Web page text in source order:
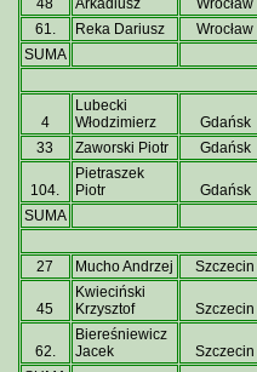
48
Arkadiusz
Wrocław
61.
Reka Dariusz
Wrocław
SUMA
4
Lubecki
Włodzimierz
Gdańsk
33
Zaworski Piotr Gdańsk
104.
Pietraszek
Piotr
Gdańsk
SUMA
27 Mucho Andrzej Szczecin
45
Kwieciński
Krzysztof
Szczecin
62.
Biereśniewicz
Jacek
Szczecin